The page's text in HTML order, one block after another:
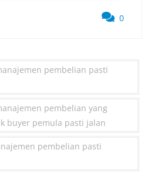
0
pembelian pasti
pembelian yang
buyer pemula pasti jalan
pembelian pasti